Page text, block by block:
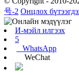
号-2 Онцлох
И-мэйл илгээх
5
WhatsApp
WeChat